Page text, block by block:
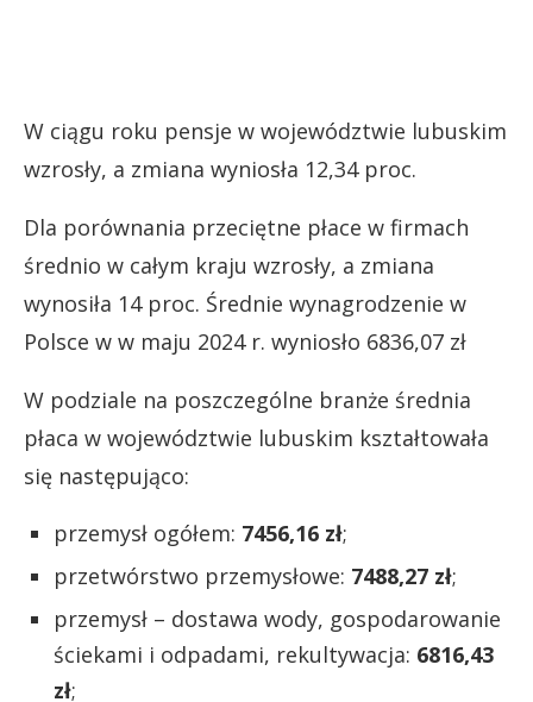
W ciągu roku pensje w województwie lubuskim
wzrosły, a zmiana wyniosła 12,34 proc.
Dla porównania przeciętne płace w firmach
średnio w całym kraju wzrosły, a zmiana
wynosiła 14 proc. Średnie wynagrodzenie w
Polsce w w maju 2024 r. wyniosło 6836,07 zł
W podziale na poszczególne branże średnia
płaca w województwie lubuskim kształtowała
się następująco:
przemysł ogółem: 7456,16 zł;
przetwórstwo przemysłowe: 7488,27 zł;
przemysł – dostawa wody, gospodarowanie
ściekami i odpadami, rekultywacja: 6816,43
zł;